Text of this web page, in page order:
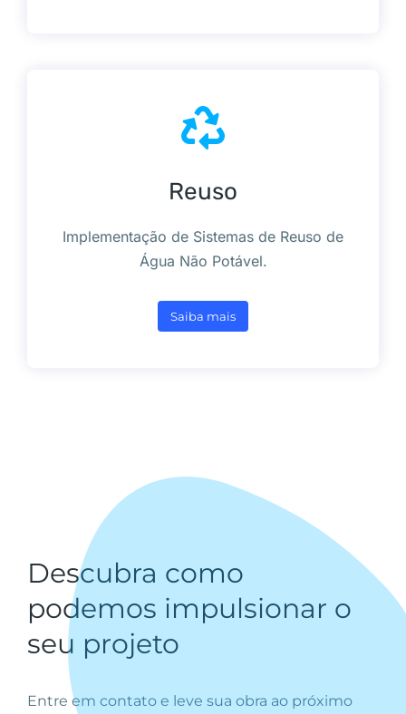
Reuso
Implementação de Sistemas de Reuso de
Água Não Potável.
Saiba mais
Descubra como
podemos impulsionar o
seu projeto
Entre em contato e leve sua obra ao próximo